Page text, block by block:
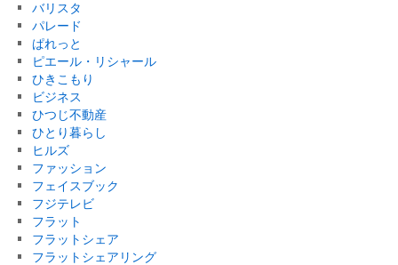
バリスタ
パレード
ぱれっと
ピエール・リシャール
ひきこもり
ビジネス
ひつじ不動産
ひとり暮らし
ヒルズ
ファッション
フェイスブック
フジテレビ
フラット
フラットシェア
フラットシェアリング